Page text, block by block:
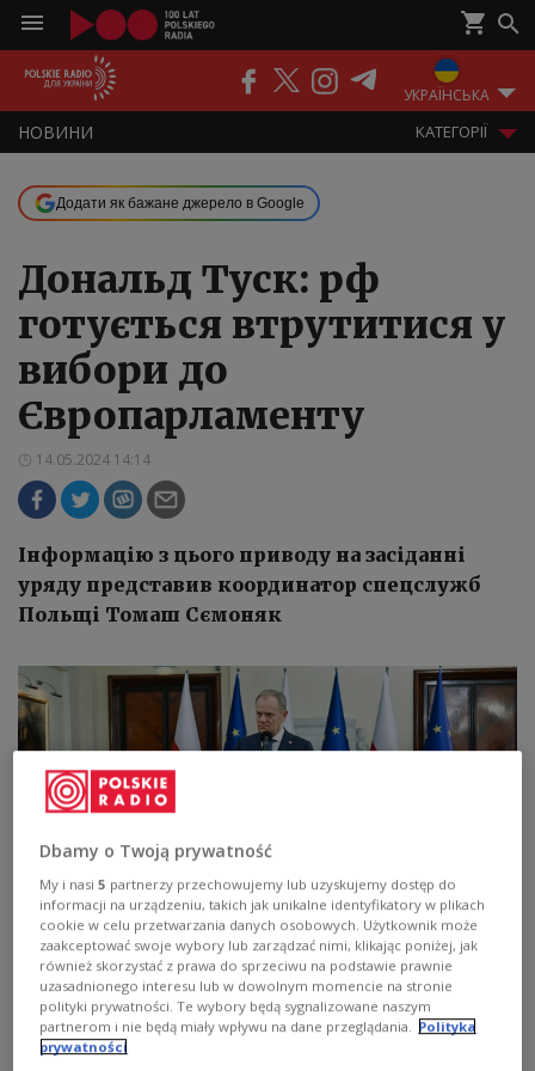
УКРАЇНСЬКА
НOВИНИ KАТЕГОРІЇ
ПОДКАСТИ ЕФІР
Додати як бажане джерело в Google
Дональд Туск: рф
готується втрутитися у
вибори до
Європарламенту
14.05.2024 14:14
Інформацію з цього приводу на засіданні
уряду представив координатор спецслужб
Польщі Томаш Сємоняк
Прем'єр-міністр Польщі Дональд Туск під час пресконференції після
засідання уряду
PAP/Radek Pietruszka
Dbamy o Twoją prywatność
My i nasi5 partnerzy przechowujemy lub uzyskujemy dostęp do
informacji na urządzeniu, takich jak unikalne identyfikatory w plikach
cookie w celu przetwarzania danych osobowych. Użytkownik może
zaakceptować swoje wybory lub zarządzać nimi, klikając poniżej, jak
również skorzystać z prawa do sprzeciwu na podstawie prawnie
uzasadnionego interesu lub w dowolnym momencie na stronie
polityki prywatności. Te wybory będą sygnalizowane naszym
partnerom i nie będą miały wpływu na dane przeglądania. Polityka
prywatności